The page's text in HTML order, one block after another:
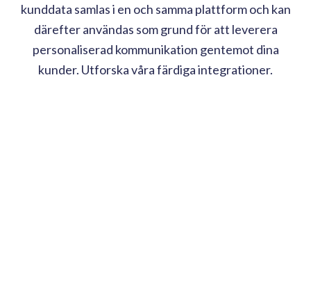
kunddata samlas i en och samma plattform och kan
därefter användas som grund för att leverera
personaliserad kommunikation gentemot dina
kunder. Utforska våra färdigaintegrationer.